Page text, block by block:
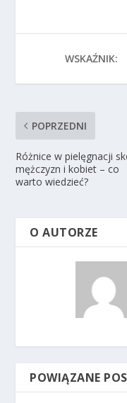
WSKAŹNIK:
POPRZEDNI
Różnice w pielęgnacji
mężczyzn i kobiet – co
warto wiedzieć?
O AUTORZE
POWIĄZANE